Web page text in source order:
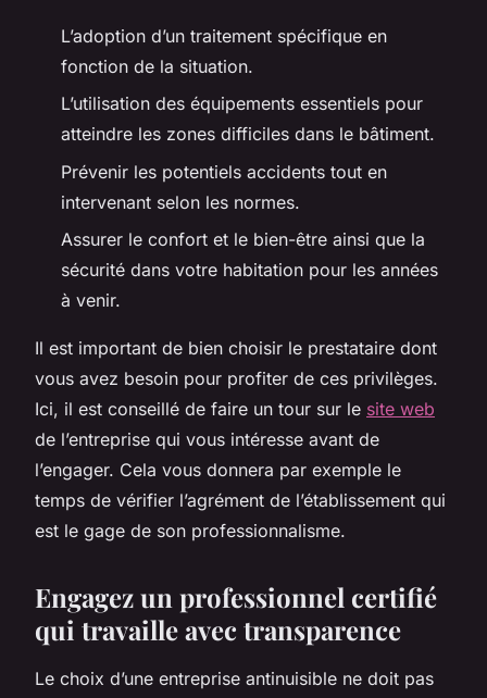
L’adoption d’un traitement spécifique en
fonction de la situation.
L’utilisation des équipements essentiels pour
atteindre les zones difficiles dans le bâtiment.
Prévenir les potentiels accidents tout en
intervenant selon les normes.
Assurer le confort et le bien-être ainsi que la
sécurité dans votre habitation pour les années
à venir.
Il est important de bien choisir le prestataire dont
vous avez besoin pour profiter de ces privilèges.
Ici, il est conseillé de faire un tour sur le site web
de l’entreprise qui vous intéresse avant de
l’engager. Cela vous donnera par exemple le
temps de vérifier l’agrément de l’établissement qui
est le gage de son professionnalisme.
Engagez un professionnel certifié
qui travaille avec transparence
Le choix d’une entreprise antinuisible ne doit pas